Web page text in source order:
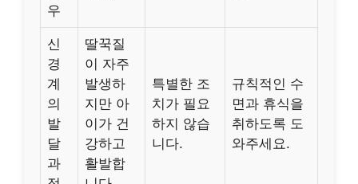
우
신
경
계
의
발
달
과
딸꾹질
이 자주
발생하
지만 아
이가 건
강하고
활발합
특별한 조
치가 필요
하지 않습
니다.
규칙적인 수
면과 휴식을
취하도록 도
와주세요.